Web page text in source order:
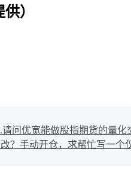
）
请问优宽能做股指期货的量化
？ 手动开仓，求帮忙写一个